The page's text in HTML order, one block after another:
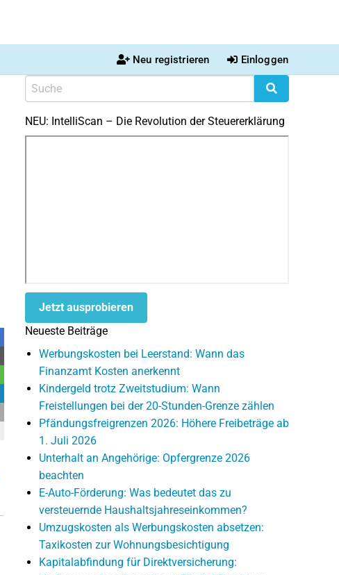
Neu registrieren Einloggen
NEU: IntelliScan – Die Revolution der Steuererklärung
Jetzt ausprobieren
Neueste Beiträge
Werbungskosten bei Leerstand: Wann das
Finanzamt Kosten anerkennt
Kindergeld trotz Zweitstudium: Wann
Freistellungen bei der 20-Stunden-Grenze zählen
Pfändungsfreigrenzen 2026: Höhere Freibeträge ab
1. Juli 2026
Unterhalt an Angehörige: Opfergrenze 2026
beachten
E-Auto-Förderung: Was bedeutet das zu
versteuernde Haushaltsjahreseinkommen?
Umzugskosten als Werbungskosten absetzen:
Taxikosten zur Wohnungsbesichtigung
Kapitalabfindung für Direktversicherung: